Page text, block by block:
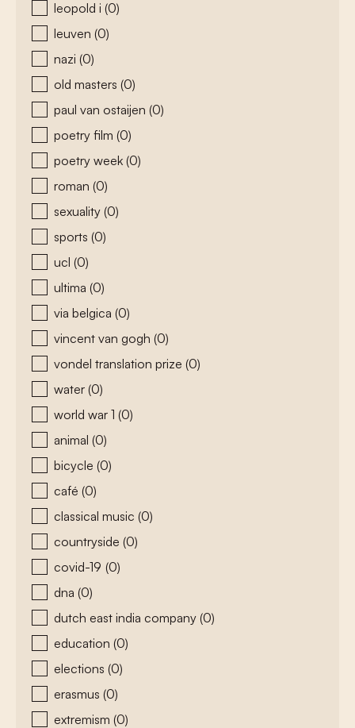
leopold i (0)
leuven (0)
nazi (0)
old masters (0)
paul van ostaijen (0)
poetry film (0)
poetry week (0)
roman (0)
sexuality (0)
sports (0)
ucl (0)
ultima (0)
via belgica (0)
vincent van gogh (0)
vondel translation prize (0)
water (0)
world war 1 (0)
animal (0)
bicycle (0)
café (0)
classical music (0)
countryside (0)
covid-19 (0)
dna (0)
dutch east india company (0)
education (0)
elections (0)
erasmus (0)
extremism (0)